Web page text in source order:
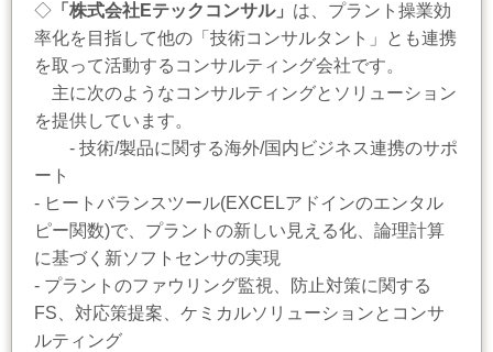
◇ 「株式会社Eテックコンサル」 は、プラント操業効
率化を目指して他の「技術コンサルタント」とも連携
を取って活動するコンサルティング会社です。
主に次のようなコンサルティングとソリューション
を提供しています。
- 技術/製品に関する海外/国内ビジネス連携のサポ
ート
- ヒートバランスツール(EXCELアドインのエンタル
ピー関数)で、プラントの新しい見える化、論理計算
に基づく新ソフトセンサの実現
- プラントのファウリング監視、防止対策に関する
FS、対応策提案、ケミカルソリューションとコンサ
ルティング